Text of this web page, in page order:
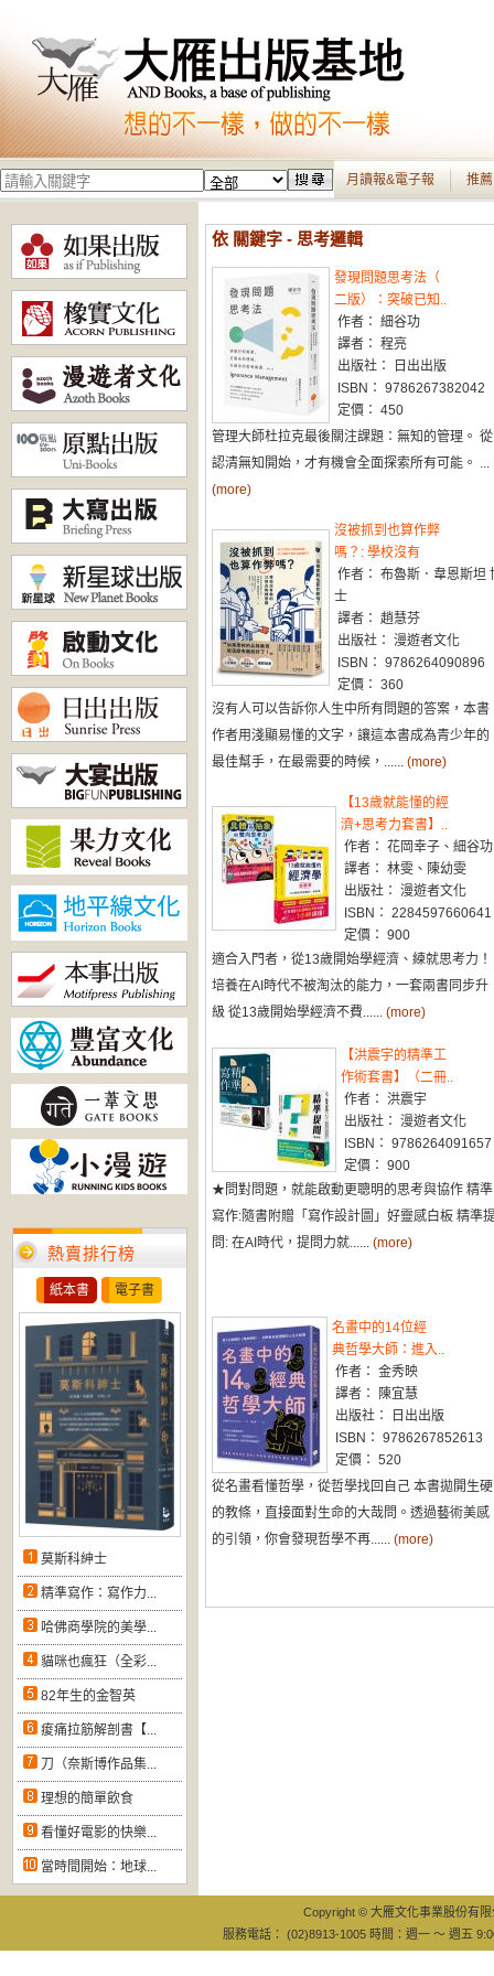
月讀報&電子報 推
熱賣排行榜
紙本書 電子書
莫斯科紳士
精準寫作：寫作力...
哈佛商學院的美學...
貓咪也瘋狂（全彩...
82年生的金智英
痠痛拉筋解剖書【...
刀（奈斯博作品集...
理想的簡單飲食
看懂好電影的快樂...
當時間開始：地球...
依 關鍵字 - 思考邏輯
發現問題思考法（
二版）：突破已知..
作者： 細谷功
譯者： 程亮
出版社： 日出出版
ISBN： 9786267382042
定價： 450
管理大師杜拉克最後關注課題：無知的管理。 從
認清無知開始，才有機會全面探索所有可能。 ...
(more)
沒被抓到也算作弊
嗎？: 學校沒有
作者： 布魯斯．韋恩斯坦
士
譯者： 趙慧芬
出版社： 漫遊者文化
ISBN： 9786264090896
定價： 360
沒有人可以告訴你人生中所有問題的答案，本書
作者用淺顯易懂的文字，讓這本書成為青少年的
最佳幫手，在最需要的時候，...... (more)
【13歲就能懂的經
濟+思考力套書】..
作者： 花岡幸子、細谷功
譯者： 林雯、陳幼雯
出版社： 漫遊者文化
ISBN： 2284597660641
定價： 900
適合入門者，從13歲開始學經濟、練就思考力！
培養在AI時代不被淘汰的能力，一套兩書同步升
級 從13歲開始學經濟不費...... (more)
【洪震宇的精準工
作術套書】（二冊..
作者： 洪震宇
出版社： 漫遊者文化
ISBN： 9786264091657
定價： 900
★問對問題，就能啟動更聰明的思考與協作 精準
寫作:隨書附贈「寫作設計圖」好靈感白板 精準
問: 在AI時代，提問力就...... (more)
名畫中的14位經
典哲學大師：進入..
作者： 金秀映
譯者： 陳宜慧
出版社： 日出出版
ISBN： 9786267852613
定價： 520
從名畫看懂哲學，從哲學找回自己 本書拋開生硬
的教條，直接面對生命的大哉問。透過藝術美感
的引領，你會發現哲學不再...... (more)
Copyright © 大雁文化事業股份有
服務電話： (02)8913-1005 時間：週一 ～ 週五